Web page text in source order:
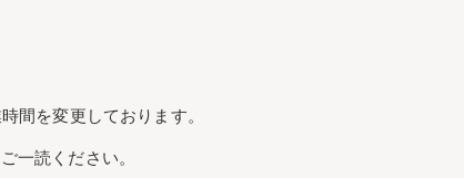
間を変更しております。
一読ください。